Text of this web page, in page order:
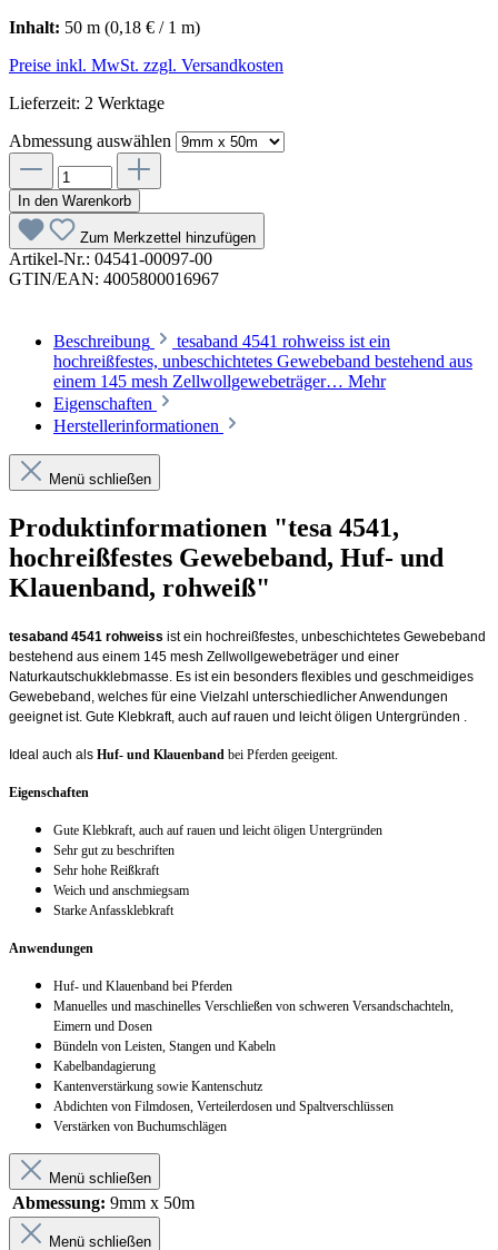
Inhalt: 50 m (0,18 € / 1 m)
Preise inkl. MwSt. zzgl. Versandkosten
Lieferzeit: 2 Werktage
Abmessung auswählen
In den Warenkorb
Zum Merkzettel hinzufügen
Artikel-Nr.: 04541-00097-00
GTIN/EAN: 4005800016967
Beschreibung
tesaband 4541 rohweiss ist ein
hochreißfestes, unbeschichtetes Gewebeband bestehend aus
einem 145 mesh Zellwollgewebeträger… Mehr
Eigenschaften
Herstellerinformationen
Menü schließen
Produktinformationen "tesa 4541,
hochreißfestes Gewebeband, Huf- und
Klauenband, rohweiß"
tesaband 4541 rohweiss ist ein hochreißfestes, unbeschichtetes Gewebeband
bestehend aus einem 145 mesh Zellwollgewebeträger und einer
Naturkautschukklebmasse. Es ist ein besonders flexibles und geschmeidiges
Gewebeband, welches für eine Vielzahl unterschiedlicher Anwendungen
geeignet ist. Gute Klebkraft, auch auf rauen und leicht öligen Untergründen .
Ideal auch als Huf- und Klauenband bei Pferden geeigent.
Eigenschaften
Gute Klebkraft, auch auf rauen und leicht öligen Untergründen
Sehr gut zu beschriften
Sehr hohe Reißkraft
Weich und anschmiegsam
Starke Anfassklebkraft
Anwendungen
Huf- und Klauenband bei Pferden
Manuelles und maschinelles Verschließen von schweren Versandschachteln,
Eimern und Dosen
Bündeln von Leisten, Stangen und Kabeln
Kabelbandagierung
Kantenverstärkung sowie Kantenschutz
Abdichten von Filmdosen, Verteilerdosen und Spaltverschlüssen
Verstärken von Buchumschlägen
Menü schließen
Abmessung: 9mm x 50m
Menü schließen